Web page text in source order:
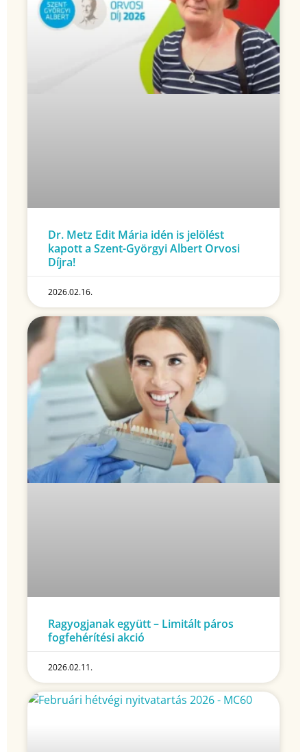
Dr. Metz Edit Mária idén is jelölést
kapott a Szent-Györgyi Albert Orvosi
Díjra!
2026.02.16.
Ragyogjanak együtt – Limitált páros
fogfehérítési akció
2026.02.11.